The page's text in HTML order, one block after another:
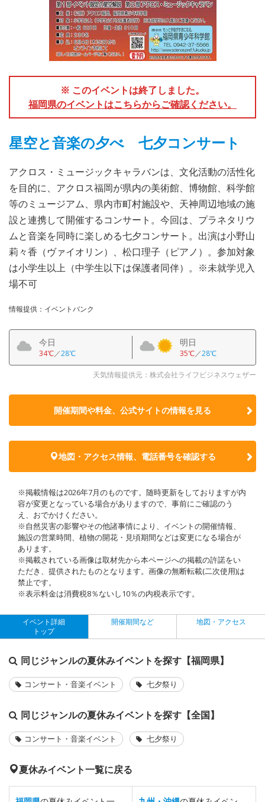
※ このイベントは終了しました。
福岡県のイベントはこちらからご確認ください。
星空と音楽の夕べ 七夕コンサート
アクロス・ミュージックキャラバンは、文化活動の活性化
を目的に、アクロス福岡が県内の美術館、博物館、科学館
等のミュージアム、県内市町村施設や、天神周辺地域の施
設と連携して開催するコンサート。今回は、プラネタリウ
ムと音楽を同時に楽しめる七夕コンサート。出演は小野山
莉々香（ヴァイオリン）、松口理子（ピアノ）。参加対象
は小学生以上（中学生以下は保護者同伴）。※未就学児入
場不可
情報提供：イベントバンク
今日
34℃／28℃
明日
35℃／28℃
天気情報提供元：株式会社ライフビジネスウェザー
開催期間や料金、公式サイトの情報を見る
地図・アクセス情報、電話番号を確認する
※掲載情報は2026年7月のものです。随時更新をしておりますが内
容が変更となっている場合がありますので、事前にご確認のう
え、おでかけください。
※自然災害の影響やその他諸事情により、イベントの開催情報、
施設の営業時間、植物の開花・見頃期間などは変更になる場合が
あります。
※掲載されている画像は取材先から本ページへの掲載の許諾をい
ただき、提供されたものとなります。画像の無断転載(二次使用)は
禁止です。
※表示料金は消費税8％ないし10％の内税表示です。
イベント詳細
トップ
開催期間など 地図・アクセス
同じジャンルの夏休みイベントを探す【福岡県】
コンサート・音楽イベント 七夕祭り
同じジャンルの夏休みイベントを探す【全国】
コンサート・音楽イベント 七夕祭り
夏休みイベント一覧に戻る